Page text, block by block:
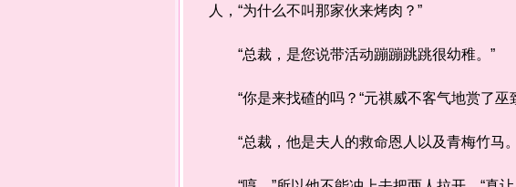
人，“为什么不叫那家伙来烤肉？”
“总裁，是您说带活动蹦蹦跳跳很幼稚。”
“你是来找碴的吗？“元祺威不客气地赏了巫
“总裁，他是夫人的救命恩人以及青梅竹马